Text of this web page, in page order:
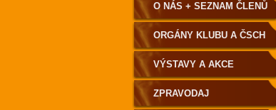
O NÁS + SEZNAM ČLENŮ
ORGÁNY KLUBU A ČSCH
VÝSTAVY A AKCE
ZPRAVODAJ